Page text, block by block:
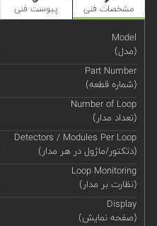
مشخصات فنی پیوست فنی
Model
(مدل)
Part Number
(شماره قطعه)
Number of Loop
(تعداد مدار)
Detectors / Modules Per Loop
(دتکتور/ماژول در هر مدار)
Loop Monitoring
(نظارت بر مدار)
Display
(صفحه نمایش)